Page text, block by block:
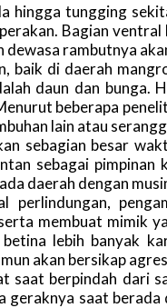
hingga tungging
Bagian
rambutnya
baik di daerah
daun dan bunga.
beberapa
lain atau
sebagian besar
sebagai
daerah dengan
perlindungan,
membuat
lebih banyak
akan bersikap
saat berpindah dari
saat